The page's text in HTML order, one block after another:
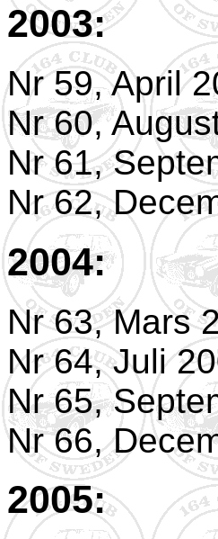
2003:
Nr 59, April
Nr 60,
Nr 61,
Nr 62,
2004:
Nr 63, Mars
Nr 64, Juli
Nr 65,
Nr 66,
2005: